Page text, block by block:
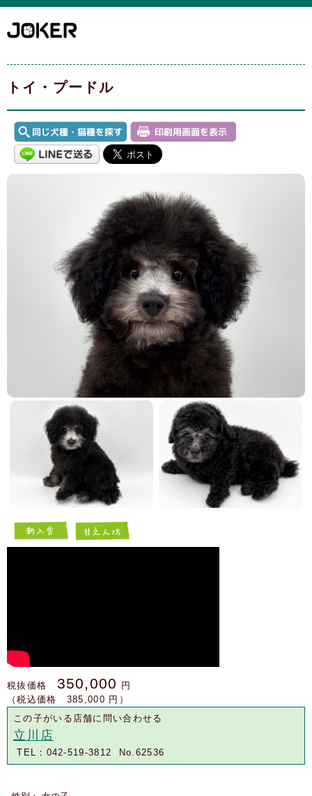
トイ・プードル
税抜価格 350,000
円
（税込価格 385,000 円）
この子がいる店舗に問い合わせる
立川店
TEL：042-519-3812 No.62536